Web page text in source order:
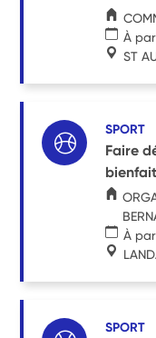
À
ST
SPORT
Faire
À
SPORT